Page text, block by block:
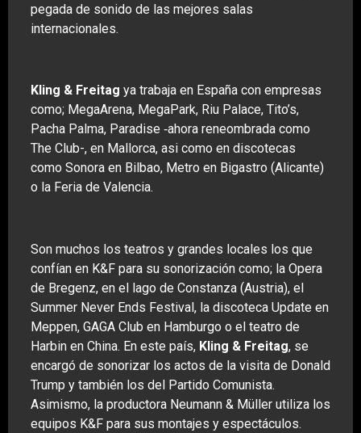
pegada de sonido de las mejores salas
internacionales.
Kling & Freitag ya trabaja en España con empresas
como; MegaArena, MegaPark, Riu Palace, Tito’s,
Pacha Palma, Paradise ‑ahora reneombrada como
The Club-, en Mallorca, asi como en discotecas
como Sonora en Bilbao, Metro en Bigastro (Alicante)
o la Feria de Valencia.
Son muchos los teatros y grandes locales los que
confían en K&F para su sonorización como; la Opera
de Bregenz, en el lago de Constanza (Austria), el
Summer Never Ends Festival, la discoteca Update en
Meppen, GAGA Club en Hamburgo o el teatro de
Harbin en China. En este país, Kling & Freitag, se
encargó de sonorizar los actos de la visita de Donald
Trump y también los del Partido Comunista.
Asimismo, la productora Neumann & Müller utiliza los
equipos K&F para sus montajes y espectáculos.